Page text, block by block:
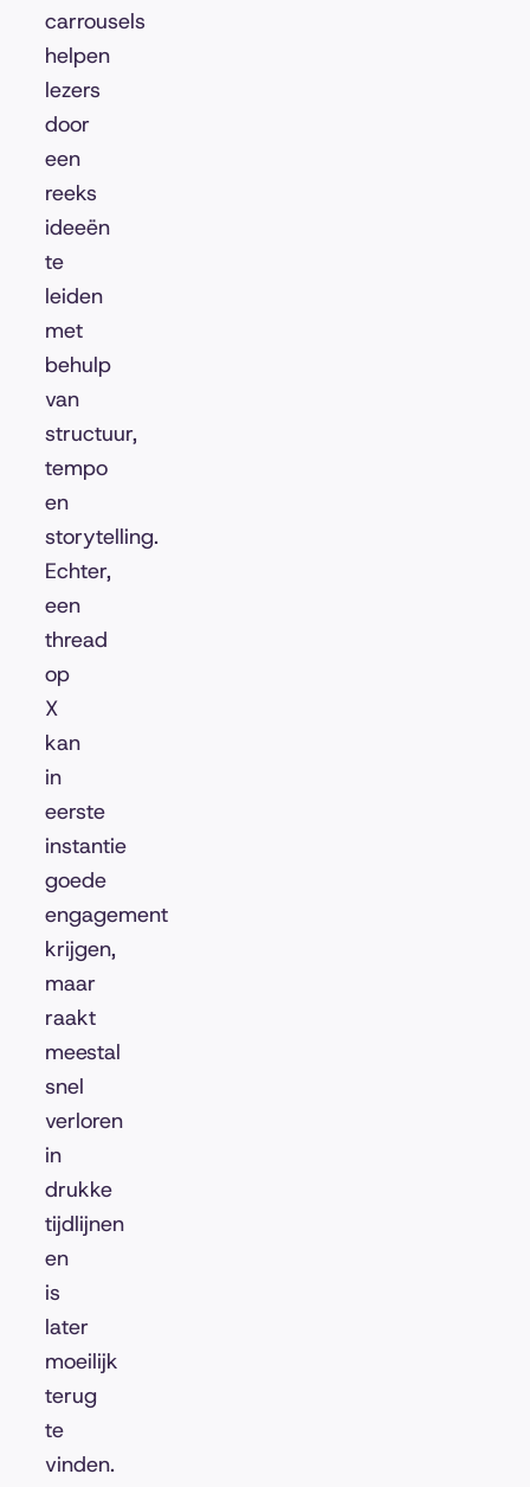
carrousels
helpen
lezers
door
een
reeks
ideeën
te
leiden
met
behulp
van
structuur,
tempo
en
storytelling.
Echter,
een
thread
op
X
kan
in
eerste
instantie
goede
engagement
krijgen,
maar
raakt
meestal
snel
verloren
in
drukke
tijdlijnen
en
is
later
moeilijk
terug
te
vinden.